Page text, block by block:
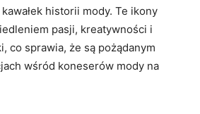
historii ‌mody. Te ikony⁤
pasji, ‌kreatywności i
co ⁢sprawia, że są pożądanym
wśród koneserów mody‍ na